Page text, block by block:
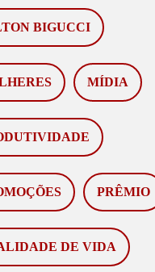
BIGUCCI
MÍDIA
PRÊMIO
DE VIDA